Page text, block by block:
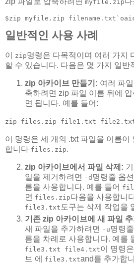
myfile.zip
$zip myfile.zip
일반적인 사용 사례
이 zip명령은 다목적이며 여러 가지
할 수 있습니다. 다음은 몇 가지 일반
zip 아카이브 만들기: 여러 파
축하려면 zip 파일 이름 뒤에
면 됩니다. 예를 들어:
zip files.zip file1.txt
이 명령은 세 개의 .txt 파일을 이름이
합니다 files.zip.
zip 아카이브에서 파일 삭제:
일을 제거하려면 -d 명령줄 옵
름을 사용합니다. 예를 들어
면 files.zip다음을 사용합니
file3.txt 도구는 삭제 작업을
기존 zip 아카이브에 새 파일
새 파일을 추가하려면 -u명령
름을 차례로 사용합니다. 예를
file3.txt file4.txt이 명령
브 에
file3.txtand를 추가합니